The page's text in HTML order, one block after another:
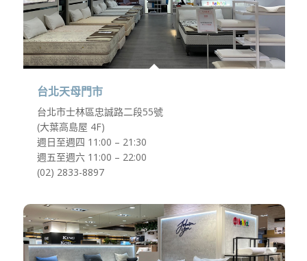
台北天母門市
台北市士林區忠誠路二段55號
(大葉高島屋 4F)
週日至週四 11:00 – 21:30
週五至週六 11:00 – 22:00
(02) 2833-8897